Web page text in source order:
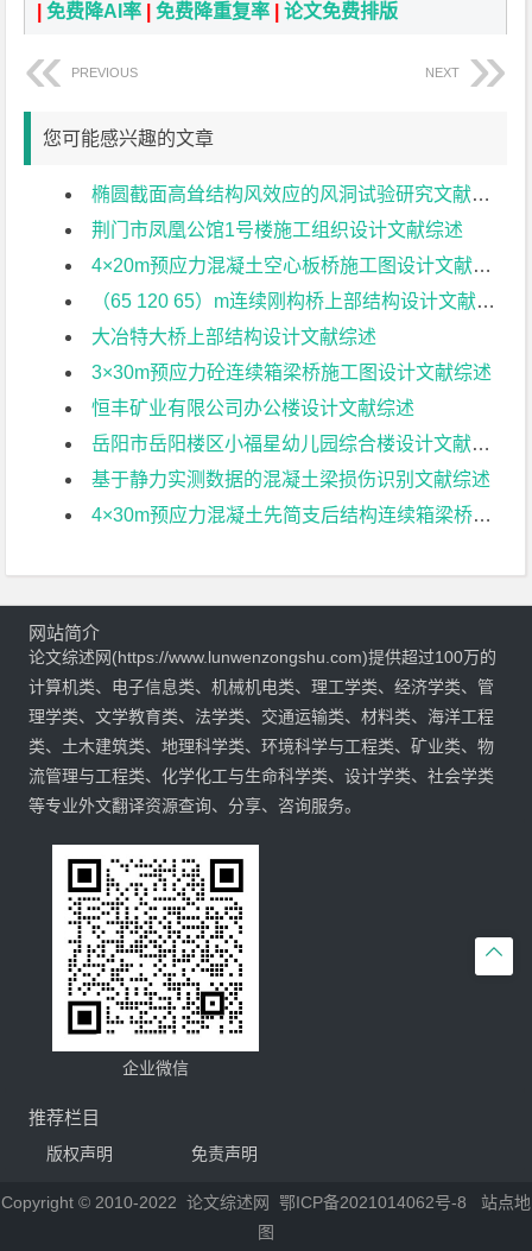
|免费降AI率 |免费降重复率 |论文免费排版
PREVIOUS NEXT
您可能感兴趣的文章
椭圆截面高耸结构风效应的风洞试验研究文献综述
荆门市凤凰公馆1号楼施工组织设计文献综述
4×20m预应力混凝土空心板桥施工图设计文献综述
（65 120 65）m连续刚构桥上部结构设计文献综述
大冶特大桥上部结构设计文献综述
3×30m预应力砼连续箱梁桥施工图设计文献综述
恒丰矿业有限公司办公楼设计文献综述
岳阳市岳阳楼区小福星幼儿园综合楼设计文献综述
基于静力实测数据的混凝土梁损伤识别文献综述
4×30m预应力混凝土先简支后结构连续箱梁桥部分结构设计文献综述

网站简介
论文综述网(https://www.lunwenzongshu.com)提供超过100万的
计算机类、电子信息类、机械机电类、理工学类、经济学类、管
理学类、文学教育类、法学类、交通运输类、材料类、海洋工程
类、土木建筑类、地理科学类、环境科学与工程类、矿业类、物
流管理与工程类、化学化工与生命科学类、设计学类、社会学类
等专业外文翻译资源查询、分享、咨询服务。
企业微信
推荐栏目
版权声明 免责声明
Copyright © 2010-2022 论文综述网 鄂ICP备2021014062号-8
站点地
图